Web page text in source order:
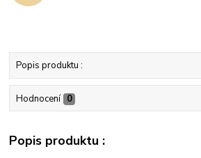
Popis produktu :
Hodnocení 0
Popis produktu :